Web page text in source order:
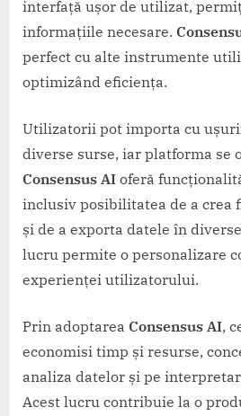
interfață ușor de utilizat,
informațiile necesare.
perfect cu alte instrumente
optimizând eficiența.
Utilizatorii pot importa cu
diverse surse, iar platforma se
Consensus AI oferă
inclusiv posibilitatea de a crea
și de a exporta datele în
lucru permite o personalizare
experienței utilizatorului.
Prin adoptarea Consensus AI,
economisi timp și resurse,
analiza datelor și pe
Acest lucru contribuie la o